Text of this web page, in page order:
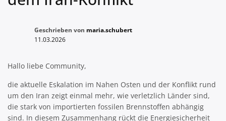
Geschrieben von maria.schubert
11.03.2026
Hallo liebe Community,
die aktuelle Eskalation im Nahen Osten und der Konflikt rund
um den Iran zeigt einmal mehr, wie verletzlich Länder sind,
die stark von importierten fossilen Brennstoffen abhängig
sind. In diesem Zusammenhang rückt die Energiesicherheit